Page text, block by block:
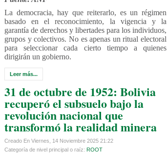
La democracia, hay que reiterarlo, es un régimen
basado en el reconocimiento, la vigencia y la
garantía de derechos y libertades para los individuos,
grupos y colectivos. No es apenas un ritual electoral
para seleccionar cada cierto tiempo a quienes
dirigirán un gobierno.
Leer más...
31 de octubre de 1952: Bolivia
recuperó el subsuelo bajo la
revolución nacional que
transformó la realidad minera
Creado En Viernes, 14 Noviembre 2025 21:22
Categoría de nivel principal o raíz: ROOT